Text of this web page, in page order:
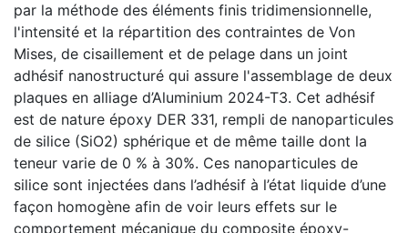
par la méthode des éléments finis tridimensionnelle,
l'intensité et la répartition des contraintes de Von
Mises, de cisaillement et de pelage dans un joint
adhésif nanostructuré qui assure l'assemblage de deux
plaques en alliage d’Aluminium 2024-T3. Cet adhésif
est de nature époxy DER 331, rempli de nanoparticules
de silice (SiO2) sphérique et de même taille dont la
teneur varie de 0 % à 30%. Ces nanoparticules de
silice sont injectées dans l’adhésif à l’état liquide d’une
façon homogène afin de voir leurs effets sur le
comportement mécanique du composite époxy-